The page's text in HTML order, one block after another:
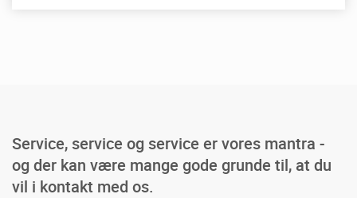
Service, service og service er vores mantra -
og der kan være mange gode grunde til, at du
vil i kontakt med os.